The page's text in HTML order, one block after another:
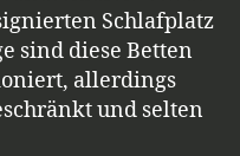
Schlafplatz
sind diese Betten
allerdings
und selten